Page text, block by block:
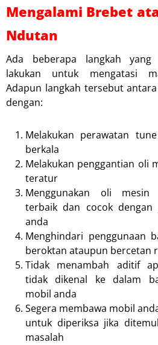
Mengalami Brebet
Ndutan
Ada beberapa langkah
lakukan untuk mengatasi
Adapun langkah tersebut
dengan:
Melakukan perawatan
berkala
Melakukan penggantian oli
teratur
Menggunakan oli mesin
terbaik dan cocok dengan
anda
Menghindari penggunaan
beroktan ataupun bercetan
Tidak menambah aditif
tidak dikenal ke dalam
mobil anda
Segera membawa mobil
untuk diperiksa jika
masalah